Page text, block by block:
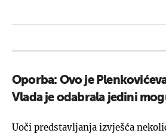
Oporba: Ovo je
Vlada je odabrala jedini
Uoči predstavljanja izvješća